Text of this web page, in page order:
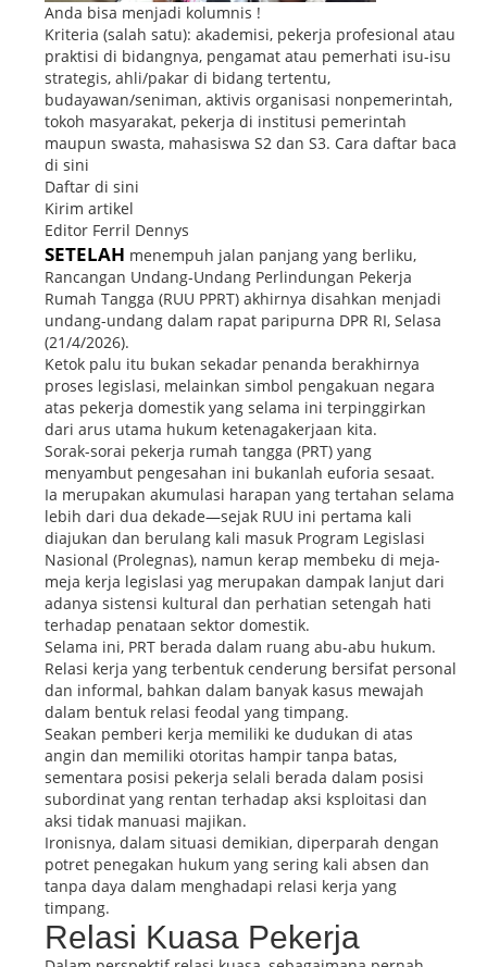
Anda bisa menjadi kolumnis !
Kriteria (salah satu): akademisi, pekerja profesional atau
praktisi di bidangnya, pengamat atau pemerhati isu-isu
strategis, ahli/pakar di bidang tertentu,
budayawan/seniman, aktivis organisasi nonpemerintah,
tokoh masyarakat, pekerja di institusi pemerintah
maupun swasta, mahasiswa S2 dan S3. Cara daftar baca
di sini
Daftar di sini
Kirim artikel
Editor Ferril Dennys
SETELAH menempuh jalan panjang yang berliku,
Rancangan Undang-Undang Perlindungan Pekerja
Rumah Tangga (RUU PPRT) akhirnya disahkan menjadi
undang-undang dalam rapat paripurna DPR RI, Selasa
(21/4/2026).
Ketok palu itu bukan sekadar penanda berakhirnya
proses legislasi, melainkan simbol pengakuan negara
atas pekerja domestik yang selama ini terpinggirkan
dari arus utama hukum ketenagakerjaan kita.
Sorak-sorai pekerja rumah tangga (PRT) yang
menyambut pengesahan ini bukanlah euforia sesaat.
Ia merupakan akumulasi harapan yang tertahan selama
lebih dari dua dekade—sejak RUU ini pertama kali
diajukan dan berulang kali masuk Program Legislasi
Nasional (Prolegnas), namun kerap membeku di meja-
meja kerja legislasi yag merupakan dampak lanjut dari
adanya sistensi kultural dan perhatian setengah hati
terhadap penataan sektor domestik.
Selama ini, PRT berada dalam ruang abu-abu hukum.
Relasi kerja yang terbentuk cenderung bersifat personal
dan informal, bahkan dalam banyak kasus mewajah
dalam bentuk relasi feodal yang timpang.
Seakan pemberi kerja memiliki ke dudukan di atas
angin dan memiliki otoritas hampir tanpa batas,
sementara posisi pekerja selali berada dalam posisi
subordinat yang rentan terhadap aksi ksploitasi dan
aksi tidak manuasi majikan.
Ironisnya, dalam situasi demikian, diperparah dengan
potret penegakan hukum yang sering kali absen dan
tanpa daya dalam menghadapi relasi kerja yang
timpang.
Relasi Kuasa Pekerja